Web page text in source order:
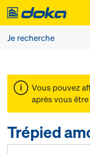
Vous pouvez
après vous être
Trépied